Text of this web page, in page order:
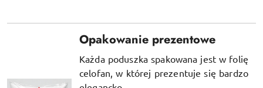
Opakowanie prezentowe
Każda poduszka spakowana jest w folię
celofan, w której prezentuje się bardzo